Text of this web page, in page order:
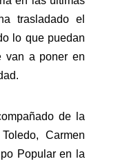
trasladado el
lo que puedan
van a poner en
de la
Carmen
Popular en la